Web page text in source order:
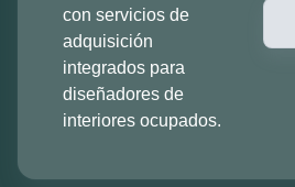
con servicios de
adquisición
integrados para
diseñadores de
interiores ocupados.